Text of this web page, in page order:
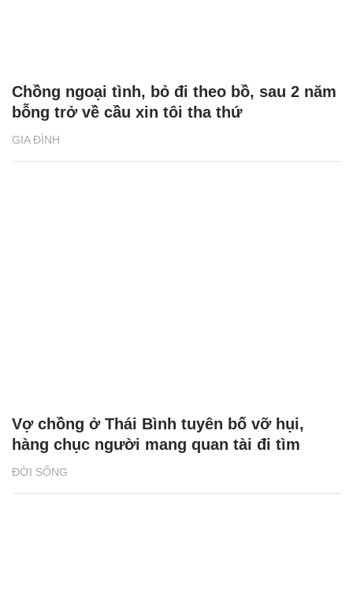
GIA ĐÌNH
Chồng ngoại tình, bỏ đi theo bồ, sau 2 năm
bỗng trở về cầu xin tôi tha thứ
ĐỜI SỐNG
Vợ chồng ở Thái Bình tuyên bố vỡ hụi,
hàng chục người mang quan tài đi tìm